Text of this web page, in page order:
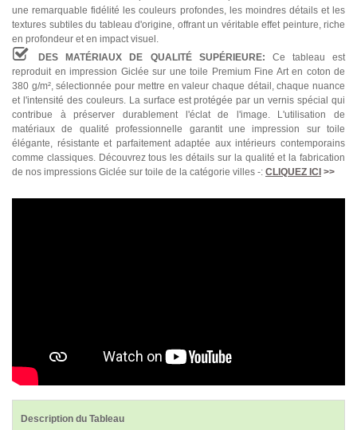
une remarquable fidélité les couleurs profondes, les moindres détails et les
textures subtiles du tableau d'origine, offrant un véritable effet peinture, riche
en profondeur et en impact visuel.
DES MATÉRIAUX DE QUALITÉ SUPÉRIEURE: Ce tableau est
reproduit en impression Giclée sur une toile Premium Fine Art en coton de
380 g/m², sélectionnée pour mettre en valeur chaque détail, chaque nuance
et l'intensité des couleurs. La surface est protégée par un vernis spécial qui
contribue à préserver durablement l'éclat de l'image. L'utilisation de
matériaux de qualité professionnelle garantit une impression sur toile
élégante, résistante et parfaitement adaptée aux intérieurs contemporains
comme classiques. Découvrez tous les détails sur la qualité et la fabrication
de nos impressions Giclée sur toile de la catégorie villes -: CLIQUEZ ICI >>
Description du Tableau